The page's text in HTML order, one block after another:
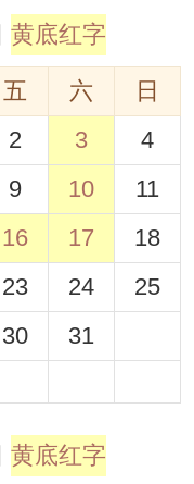
黄底红字
五 六
日
2 3
4
9 10
11
16 17
18
23 24
25
30 31
黄底红字